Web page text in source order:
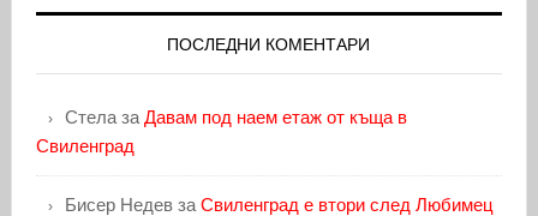
ПОСЛЕДНИ КОМЕНТАРИ
Стелаза Давам под наем етаж от къща в
Свиленград
Бисер Недевза Свиленград е втори след Любимец